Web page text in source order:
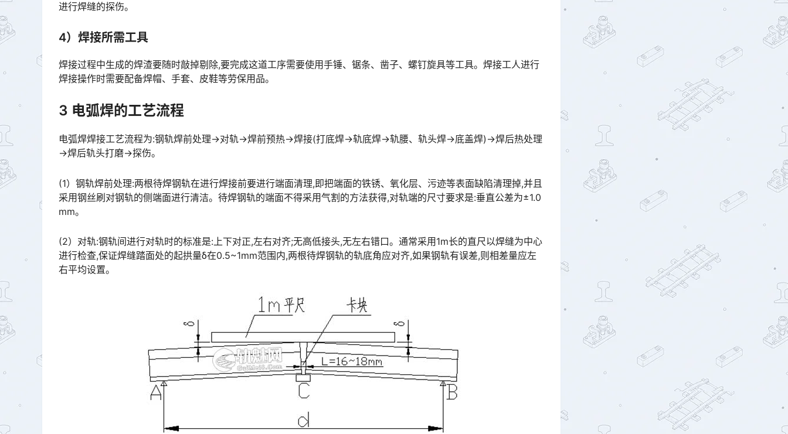
进行焊缝的探伤。󠅅󠅃󠄵󠅂󠄪󠇖󠆨󠆨󠇕󠆞󠆒󠅬󠇘󠆭󠆘󠇙󠆝󠅵󠇗󠆭󠆁󠄐󠇗󠅹󠅸󠇖󠆍󠅳󠇖󠅹󠅰󠇖󠆌󠅹
4）焊接所需工具
焊接过程中生成的焊渣要随时敲掉剔除,要完成这道工序需要使用手锤、锯条、凿子、螺钉旋具等工具。焊接工人进行
焊接操作时需要配备焊帽、手套、皮鞋等劳保用品。
3 电弧焊的工艺流程
电弧焊焊接工艺流程为:钢轨焊前处理→对轨→焊前预热→焊接(打底焊→轨底焊→轨腰、轨头焊→底盖焊)→焊后热处理
→焊后轨头打磨→探伤。
(1）钢轨焊前处理:两根待焊钢轨在进行焊接前要进行端面清理,即把端面的铁锈、氧化层、污迹等表面缺陷清理掉,并且
采用钢丝刷对钢轨的侧端面进行清洁。待焊钢轨的端面不得采用气割的方法获得,对轨端的尺寸要求是:垂直公差为±1.0
mm。󠅅󠅃󠄵󠅂󠄪󠇖󠆨󠆨󠇕󠆞󠆒󠅬󠇘󠆭󠆘󠇙󠆝󠅵󠇗󠆭󠆁󠄐󠇗󠅹󠅸󠇖󠆍󠅳󠇖󠅹󠅰󠇖󠆌󠅹
(2）对轨:钢轨间进行对轨时的标准是:上下对正,左右对齐;无高低接头,无左右错口。通常采用1m长的直尺以焊缝为中心
进行检查,保证焊缝踏面处的起拱量δ在0.5~1mm范围内,两根待焊钢轨的轨底角应对齐,如果钢轨有误差,则相差量应左
右平均设置。󠅅󠅃󠄵󠅂󠄪󠇖󠆨󠆨󠇕󠆞󠆒󠅬󠇘󠆭󠆘󠇙󠆝󠅵󠇗󠆭󠆁󠄐󠇗󠅹󠅸󠇖󠆍󠅳󠇖󠅹󠅰󠇖󠆌󠅹